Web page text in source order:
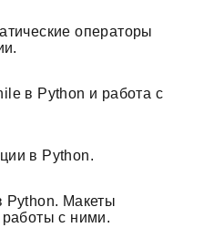
операторы
в Python и работа с
в Python.
Python. Макеты
с ними.